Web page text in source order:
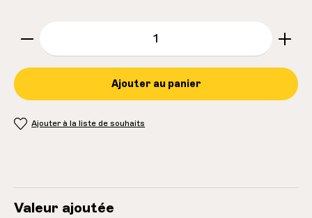
Ajouter au panier
Ajouter à la liste de souhaits
Valeur ajoutée